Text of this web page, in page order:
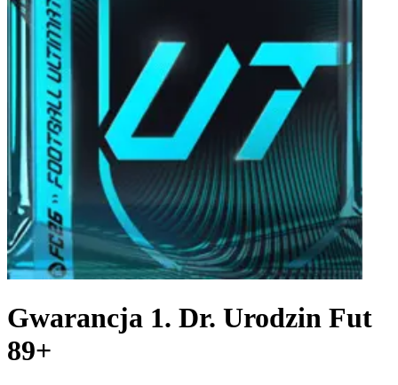
Gwarancja 1. Dr. Urodzin Fut
89+